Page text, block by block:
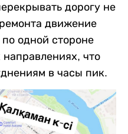
дорогу не
движение
одной стороне
что
в часы пик.